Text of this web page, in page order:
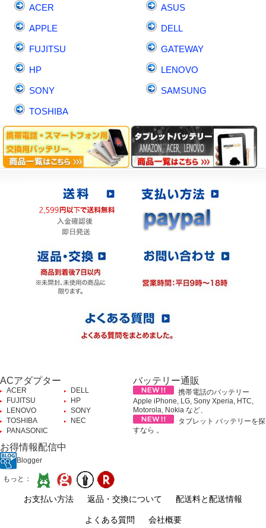
ACER ASUS
APPLE DELL
FUJITSU GATEWAY
HP LENOVO
SONY SAMSUNG
TOSHIBA
ACアダプター
ACER
DELL
FUJITSU
HP
LENOVO
SONY
TOSHIBA
NEC
PANASONIC
バッテリー通販
携帯電話のバッテリー
Apple iPhone, LG, Sony Xperia, HTC,
Motorola, Nokia など、
タブレット バッテリーを探
すなら 。
お得情報配信中
Blogger
もっと：
お支払い方法 返品・交換について 配送料と配送情報
よくある質問 会社概要